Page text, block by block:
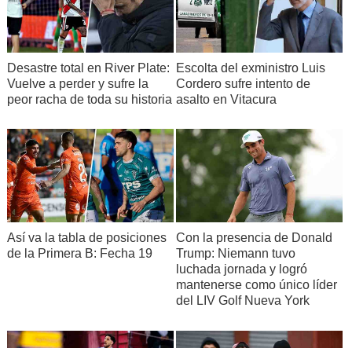
Desastre total en River Plate:
Vuelve a perder y sufre la
peor racha de toda su historia
Escolta del exministro Luis
Cordero sufre intento de
asalto en Vitacura
Así va la tabla de posiciones
de la Primera B: Fecha 19
Con la presencia de Donald
Trump: Niemann tuvo
luchada jornada y logró
mantenerse como único líder
del LIV Golf Nueva York